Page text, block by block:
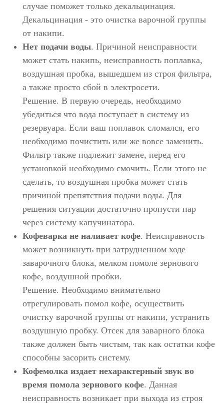
случае поможет только декальцинация.
Декальцинация - это очистка варочной группы
от накипи.
Нет подачи воды. Причиной неисправности
может стать накипь, неисправность поплавка,
воздушная пробка, вышедшем из строя фильтра,
а также просто сбой в электросети.
Решение. В первую очередь, необходимо
убедиться что вода поступает в систему из
резервуара. Если ваш поплавок сломался, его
необходимо почистить или же вовсе заменить.
Фильтр также подлежит замене, перед его
установкой необходимо смочить. Если этого не
сделать, то воздушная пробка может стать
причиной препятствия подачи воды. Для
решения ситуации достаточно пропусти пар
через систему капучинатора.
Кофеварка не наливает кофе. Неисправность
может возникнуть при затрудненном ходе
заварочного блока, мелком помоле зернового
кофе, воздушной пробки.
Решение. Необходимо внимательно
отрегулировать помол кофе, осуществить
очистку варочной группы от накипи, устранить
воздушную пробку. Отсек для заварного блока
также должен быть чистым, так как остатки кофе
способны засорить систему.
Кофемолка издает нехарактерный звук во
время помола зернового кофе. Данная
неисправность возникает при выхода из строя